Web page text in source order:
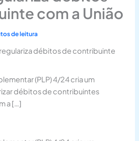
com a União
de leitura
débitos de contribuinte
(PLP) 4/24 cria um
débitos de contribuintes
a […]